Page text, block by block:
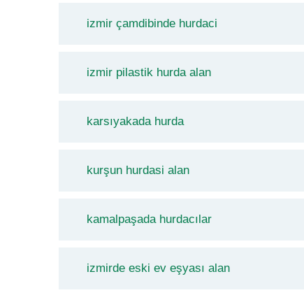
izmir çamdibinde hurdaci
izmir pilastik hurda alan
karsıyakada hurda
kurşun hurdasi alan
kamalpaşada hurdacılar
izmirde eski ev eşyası alan